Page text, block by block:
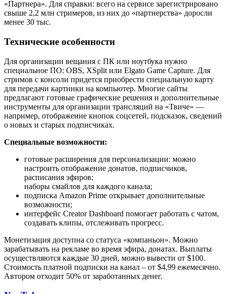
«Партнера». Для справки: всего на сервисе зарегистрировано
свыше 2,2 млн стримеров, из них до «партнерства» доросли
менее 30 тыс.
Технические особенности
Для организации вещания с ПК или ноутбука нужно
специальное ПО: OBS, XSplit или Elgato Game Capture. Для
стримов с консоли придется приобрести специальную карту
для передачи картинки на компьютер. Многие сайты
предлагают готовые графические решения и дополнительные
инструменты для организации трансляций на «Твиче» —
например, отображение кнопок соцсетей, подсказок, сведений
о новых и старых подписчиках.
Специальные возможности:
готовые расширения для персонализации: можно
настроить отображение донатов, подписчиков,
расписания эфиров;
наборы смайлов для каждого канала;
подписка Amazon Prime открывает дополнительные
возможности;
интерфейс Creator Dashboard помогает работать с чатом,
создавать клипы, отслеживать прогресс.
Монетизация доступна со статуса «компаньон». Можно
зарабатывать на рекламе во время эфира, донатах. Выплаты
осуществляются каждые 30 дней, можно вывести от $100.
Стоимость платной подписки на канал – от $4,99 ежемесячно.
Автором отходит 50% от заработанных денег.